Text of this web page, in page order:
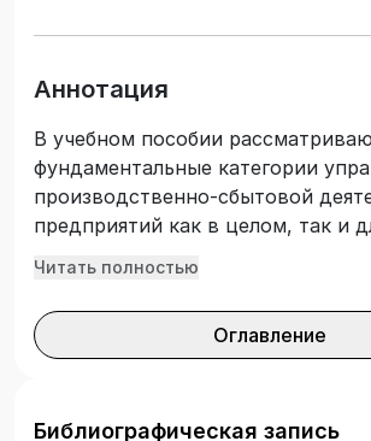
Аннотация
В учебном пособии
фундаментальные категории
производственно-сбытовой
предприятий как в целом, так и
деятельности предприятий
сбытовой деятельности
специфики швейного
швейных предприятий, а именно
Читать полностью
Оглавление
Библиографическая запись